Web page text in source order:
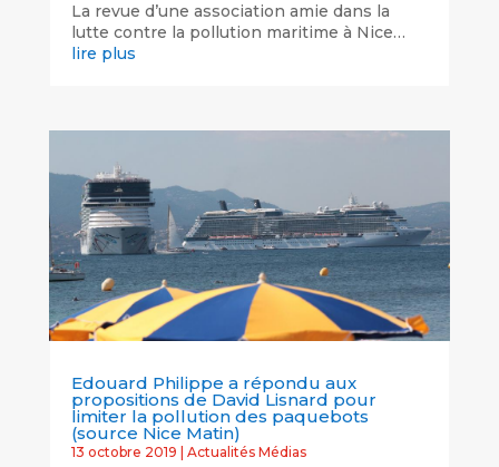
La revue d’une association amie dans la
lutte contre la pollution maritime à Nice…
lire plus
Edouard Philippe a répondu aux
propositions de David Lisnard pour
limiter la pollution des paquebots
(source Nice Matin)
13 octobre 2019 | Actualités Médias